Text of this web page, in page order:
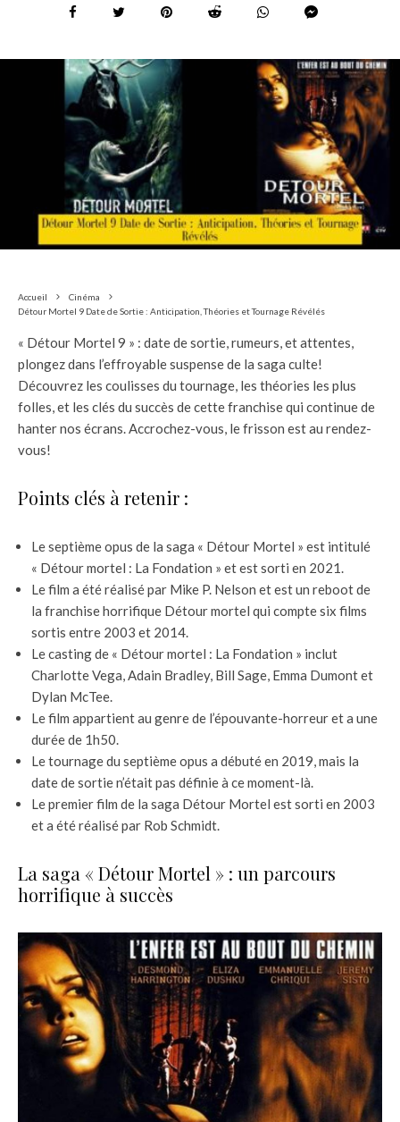
Accueil
Cinéma
Détour Mortel 9 Date de Sortie : Anticipation, Théories et Tournage Révélés
« Détour Mortel 9 » : date de sortie, rumeurs, et attentes,
plongez dans l’effroyable suspense de la saga culte!
Découvrez les coulisses du tournage, les théories les plus
folles, et les clés du succès de cette franchise qui continue de
hanter nos écrans. Accrochez-vous, le frisson est au rendez-
vous!
Points clés à retenir :
Le septième opus de la saga « Détour Mortel » est intitulé
« Détour mortel : La Fondation » et est sorti en 2021.
Le film a été réalisé par Mike P. Nelson et est un reboot de
la franchise horrifique Détour mortel qui compte six films
sortis entre 2003 et 2014.
Le casting de « Détour mortel : La Fondation » inclut
Charlotte Vega, Adain Bradley, Bill Sage, Emma Dumont et
Dylan McTee.
Le film appartient au genre de l’épouvante-horreur et a une
durée de 1h50.
Le tournage du septième opus a débuté en 2019, mais la
date de sortie n’était pas définie à ce moment-là.
Le premier film de la saga Détour Mortel est sorti en 2003
et a été réalisé par Rob Schmidt.
La saga « Détour Mortel » : un parcours
horrifique à succès